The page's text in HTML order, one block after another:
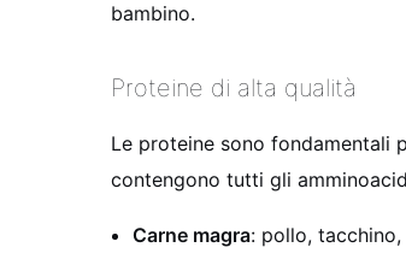
bambino.
Proteine di alta qualità
Le proteine sono fondamentali
contengono tutti gli
Carne magra: pollo, tacchino,